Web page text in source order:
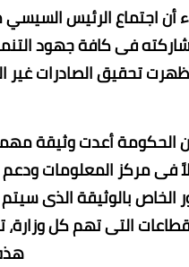
أن اجتماع الرئيس السيسي
فى كافة جهود
الحكومة أعدت وثيقة
فى مركز المعلومات ودعم
الخاص بالوثيقة الذى
التى تهم كل